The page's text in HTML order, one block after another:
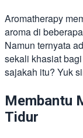
Aromatherapy
aroma di
Namun ternyata
sekali khasiat
sajakah itu? Yuk
Membantu
Tidur